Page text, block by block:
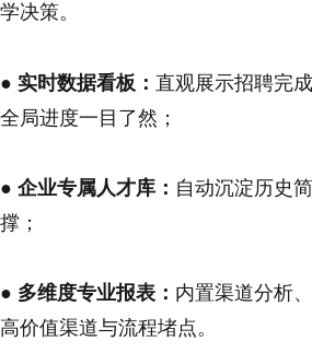
学决策。
● 实时数据看板： 直观展示招聘完
全局进度一目了然；
● 企业专属人才库： 自动沉淀历史
撑；
● 多维度专业报表： 内置渠道分析
高价值渠道与流程堵点。